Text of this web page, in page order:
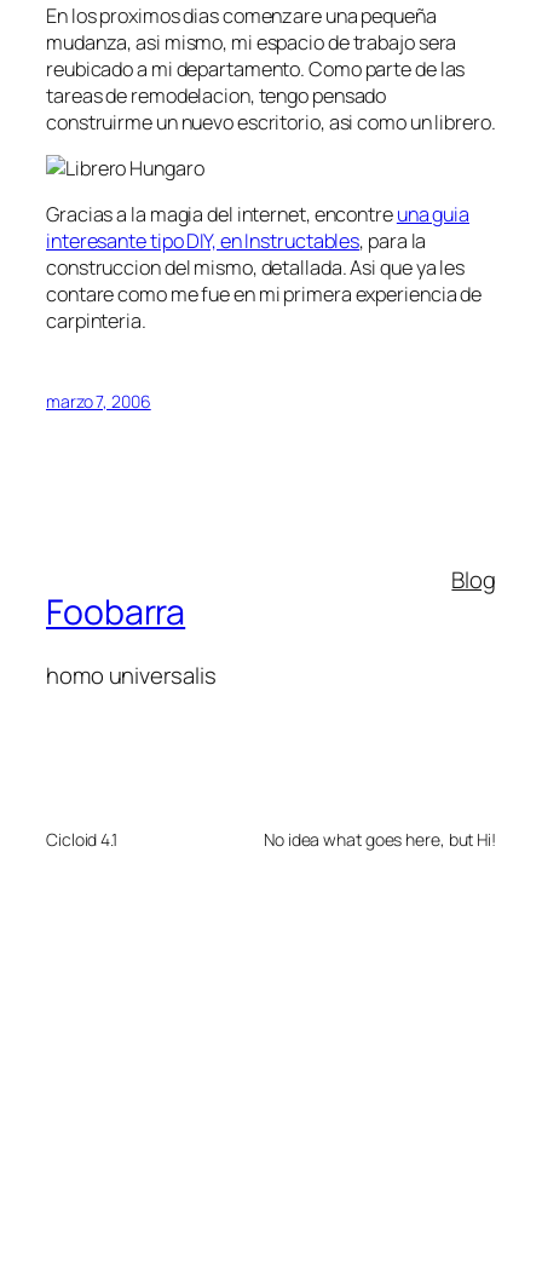
En los proximos dias comenzare una pequeña
mudanza, asi mismo, mi espacio de trabajo sera
reubicado a mi departamento. Como parte de las
tareas de remodelacion, tengo pensado
construirme un nuevo escritorio, asi como un librero.
Gracias a la magia del internet, encontreuna guia
interesante tipo DIY, en Instructables, para la
construccion del mismo, detallada. Asi que ya les
contare como me fue en mi primera experiencia de
carpinteria.
marzo 7, 2006
Foobarra
homo universalis
Blog
Cicloid 4.1 No idea what goes here, but Hi!